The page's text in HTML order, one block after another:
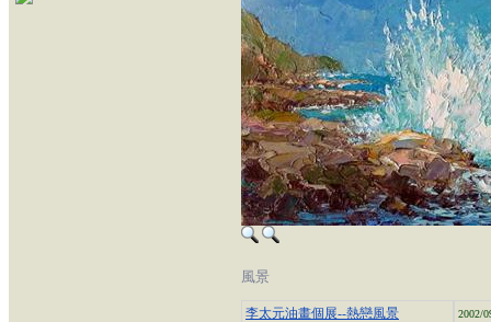
風景
李太元油畫個展--熱戀風景 2002/